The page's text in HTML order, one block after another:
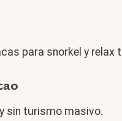
para snorkel y relax
sin turismo masivo.